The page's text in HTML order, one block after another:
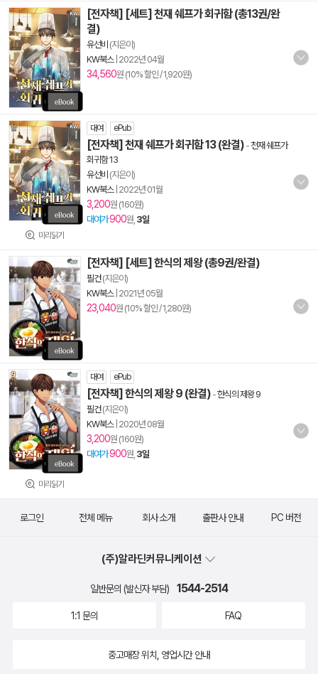
[전자책] [세트] 천재 쉐프가 회귀함 (총13권/완
결)
유선비 (지은이)
KW북스| 2022년 04월
34,560원 (10% 할인 / 1,920원)
미리읽기
대여 ePub
[전자책] 천재 쉐프가 회귀함 13 (완결) -천재 쉐프가
회귀함 13
유선비 (지은이)
KW북스| 2022년 01월
3,200원 (160원)
대여가900원, 3일
[전자책] [세트] 한식의 제왕 (총9권/완결)
필건(지은이)
KW북스| 2021년 05월
23,040원 (10% 할인 / 1,280원)
미리읽기
대여 ePub
[전자책] 한식의 제왕 9 (완결) -한식의 제왕 9
필건(지은이)
KW북스| 2020년 08월
3,200원 (160원)
대여가900원, 3일
로그인 전체 메뉴 회사 소개 출판사 안내 PC 버전
(주)알라딘커뮤니케이션
일반문의 (발신자 부담) 1544-2514
1:1 문의 FAQ
중고매장 위치, 영업시간 안내